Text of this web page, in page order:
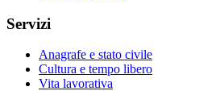
Servizi
Anagrafe e stato civile
Cultura e tempo libero
Vita lavorativa